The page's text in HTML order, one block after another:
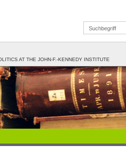
AT THE JOHN-F.-KENNEDY INSTITUTE